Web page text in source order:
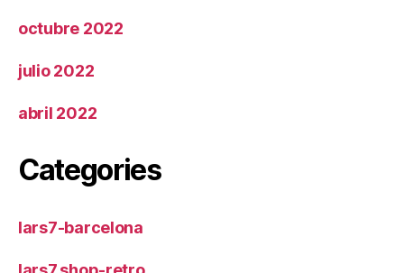
octubre 2022
julio 2022
abril 2022
Categories
lars7-barcelona